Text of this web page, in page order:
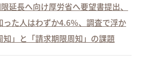
延長へ向け厚労省へ要望書提出、
た人はわずか4.6％、調査で浮か
知」と「請求期限周知」の課題